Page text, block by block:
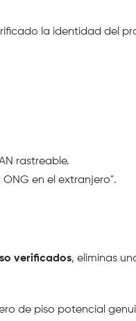
la identidad del
rastreable.
en el extranjero".
verificados, eliminas
de piso potencial